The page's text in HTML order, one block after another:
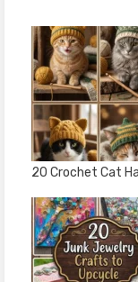
20 Crochet Cat